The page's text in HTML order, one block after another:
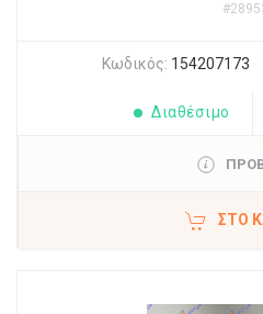
Κωδικός: 154207173
Διαθέσιμο
ΣΤΟ